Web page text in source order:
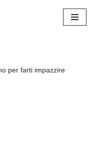
per farti impazzire